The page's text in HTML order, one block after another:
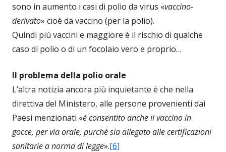
sono in aumento i casi di polio da virus «vaccino-
derivato» cioè da vaccino (per la polio).
Quindi più vaccini e maggiore è il rischio di qualche
caso di polio o di un focolaio vero e proprio…
Il problema della polio orale
L’altra notizia ancora più inquietante è che nella
direttiva del Ministero, alle persone provenienti dai
Paesi menzionati «è consentito anche il vaccino in
gocce, per via orale, purché sia allegato alle certificazioni
sanitarie a norma di legge».[6]